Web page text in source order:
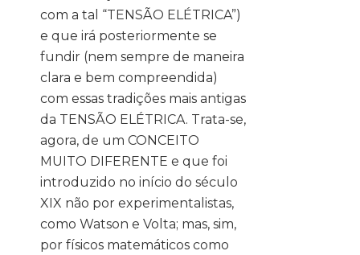
com a tal “TENSÃO ELÉTRICA”)
e que irá posteriormente se
fundir (nem sempre de maneira
clara e bem compreendida)
com essas tradições mais antigas
da TENSÃO ELÉTRICA. Trata-se,
agora, de um CONCEITO
MUITO DIFERENTE e que foi
introduzido no início do século
XIX não por experimentalistas,
como Watson e Volta; mas, sim,
por físicos matemáticos como